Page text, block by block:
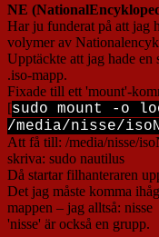
NE
Har ju funderat på att jag
volymer av
Upptäckte att jag hade
.iso-mapp.
Fixade till ett 'mount'-
[sudo mount -o
/media/nisse/
Att få till: /media/nisse/
skriva: sudo nautilus
Då startar filhanteraren
Det jag måste komma
mappen – jag alltså: nisse
'nisse' är också en grupp.